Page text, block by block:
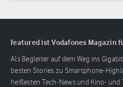
featured ist Vodafones Magazin
Als Begleiter auf dem Weg ins
besten Stories zu Smartphone-
heißesten Tech-News und Kino- und